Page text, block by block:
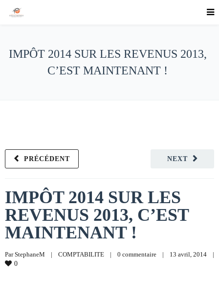
IMPÔT 2014 SUR LES REVENUS 2013,
C’EST MAINTENANT !
NEXT
PRÉCÉDENT
IMPÔT 2014 SUR LES
REVENUS 2013, C’EST
MAINTENANT !
Par StephaneM | COMPTABILITE | 0 commentaire | 13 avril, 2014 |
0